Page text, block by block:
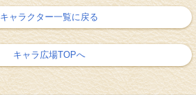
キャラクター一覧に戻る
キャラ広場TOPへ